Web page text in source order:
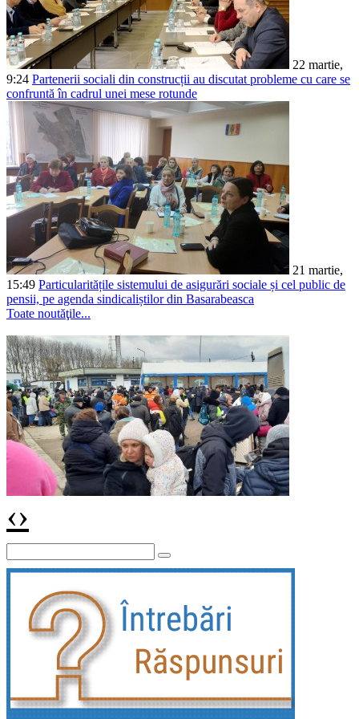
Confederația Națională a Sindicatelor din Moldova (CNSM), cu suportul
22 martie,
9:24 Partenerii sociali din construcții au discutat probleme cu care se
confruntă în cadrul unei mese rotunde
21 martie,
15:49 Particularitățile sistemului de asigurări sociale și cel public de
pensii, pe agenda sindicaliștilor din Basarabeasca
Toate noutăţile...
Vizită de lucru operativă a conducerii Federației
Sindicatelor din Moldova „SINDLEX” la Palanca
Vizită de lucru operativă a conducerii Federației
Sindicatelor din Moldova „SINDLEX” la Palanca
‹›